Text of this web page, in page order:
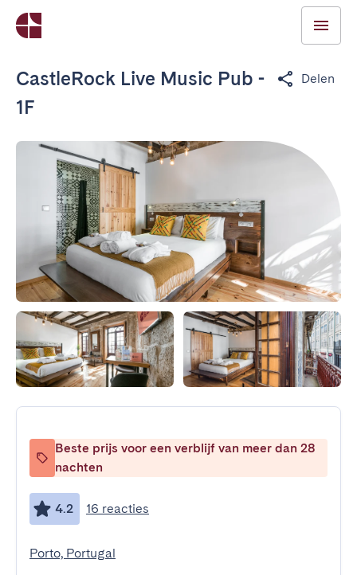
CastleRock Live Music Pub -
1F
Delen
Beste prijs voor een verblijf van meer dan 28
nachten
4.2 16 reacties
Porto, Portugal